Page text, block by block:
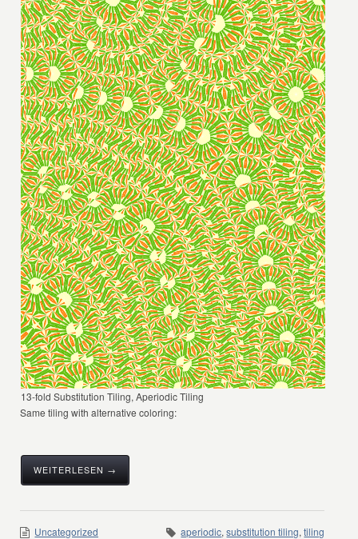
13-fold Substitution Tiling, Aperiodic Tiling
Same tiling with alternative coloring:
WEITERLESEN →
Uncategorized aperiodic,substitution tiling,tiling